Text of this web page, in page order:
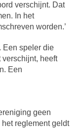
verschijnt. Dat
In het
worden.’
Een speler die
heeft
Een
geen
reglement geldt